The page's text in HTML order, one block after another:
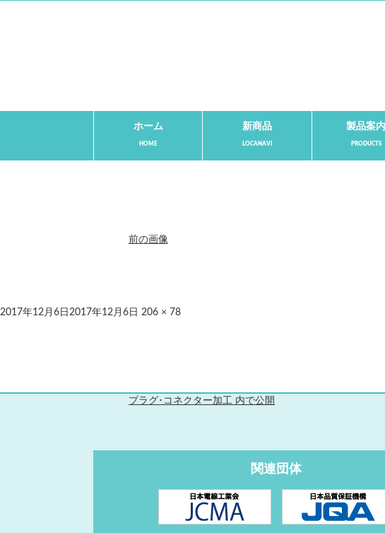
ホーム 新商品 製品案内
前の画像
2017年12月6日 2017年12月6日 206 × 78
プラグ･コネクター加工 内で公開
関連団体